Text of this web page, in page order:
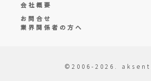
会社概要
お問合せ
業界関係者の方へ
©2006-2026. aksent.